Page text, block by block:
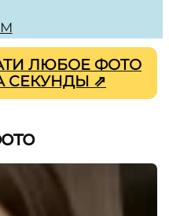
ЛЮБОЕ ФОТО
СЕКУНДЫ ⇗